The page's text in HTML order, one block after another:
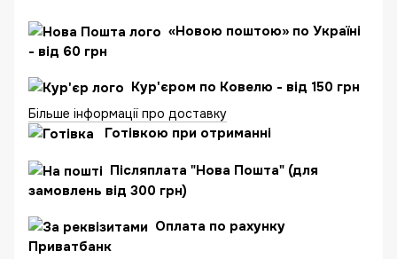
«Новою поштою» по Україні
- від 60 грн
Кур'єром по Ковелю - від 150 грн
Більше інформації про доставку
Готівкою при отриманні
Післяплата "Нова Пошта" (для
замовлень від 300 грн)
Оплата по рахунку
Приватбанк